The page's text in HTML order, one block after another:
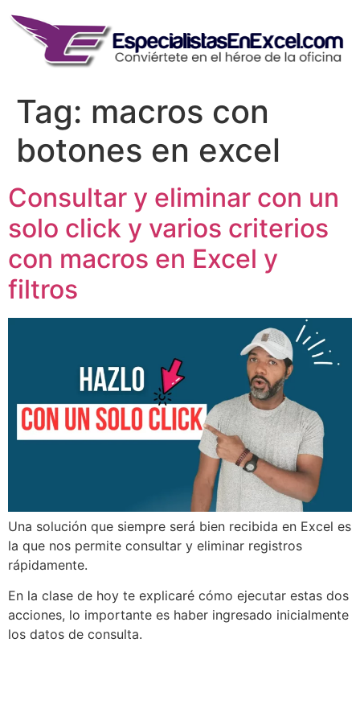
content
Tag: macros con
botones en excel
Consultar y eliminar con un
solo click y varios criterios
con macros en Excel y
filtros
Una solución que siempre será bien recibida en Excel es
la que nos permite consultar y eliminar registros
rápidamente.
En la clase de hoy te explicaré cómo ejecutar estas dos
acciones, lo importante es haber ingresado inicialmente
los datos de consulta.